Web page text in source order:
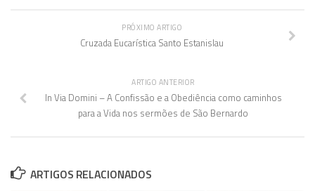
PRÓXIMO ARTIGO
Cruzada Eucarística Santo Estanislau
ARTIGO ANTERIOR
In Via Domini – A Confissão e a Obediência como caminhos
para a Vida nos sermões de São Bernardo
ARTIGOS RELACIONADOS